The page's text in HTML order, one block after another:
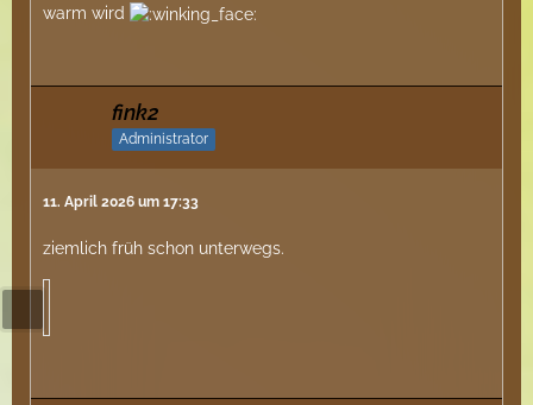
warm wird
fink2
Administrator
11. April 2026 um 17:33
ziemlich früh schon unterwegs.